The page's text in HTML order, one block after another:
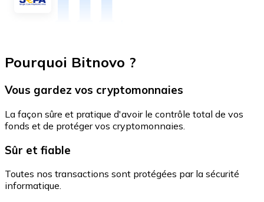
Pourquoi Bitnovo ?
Vous gardez vos cryptomonnaies
La façon sûre et pratique d'avoir le contrôle total de vos
fonds et de protéger vos cryptomonnaies.
Sûr et fiable
Toutes nos transactions sont protégées par la sécurité
informatique.